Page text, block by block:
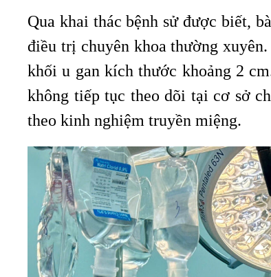
Qua khai thác bệnh sử được biết,
điều trị chuyên khoa thường
khối u gan kích thước khoảng 2
không tiếp tục theo dõi tại cơ sở
theo kinh nghiệm truyền miệng.